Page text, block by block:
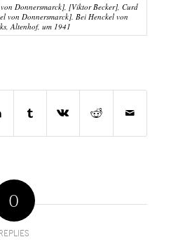
Donnersmarck], [Viktor Becker], Curd
von Donnersmarck]. Bei Henckel von
Altenhof, um 1941
0